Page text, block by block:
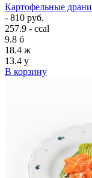
Картофельные
- 810 руб.
257.9 - ccal
9.8 б
18.4 ж
13.4 у
В корзину